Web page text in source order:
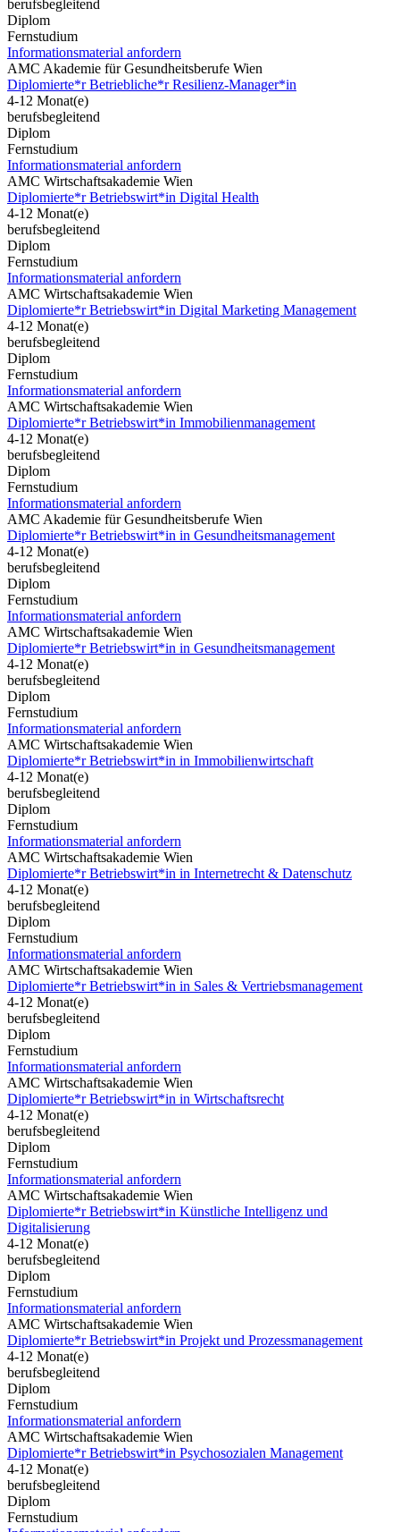
berufsbegleitend
Diplom
Fernstudium
Informationsmaterial anfordern
AMC Akademie für Gesundheitsberufe Wien
Diplomierte*r Betriebliche*r Resilienz-Manager*in
4-12 Monat(e)
berufsbegleitend
Diplom
Fernstudium
Informationsmaterial anfordern
AMC Wirtschaftsakademie Wien
Diplomierte*r Betriebswirt*in Digital Health
4-12 Monat(e)
berufsbegleitend
Diplom
Fernstudium
Informationsmaterial anfordern
AMC Wirtschaftsakademie Wien
Diplomierte*r Betriebswirt*in Digital Marketing Management
4-12 Monat(e)
berufsbegleitend
Diplom
Fernstudium
Informationsmaterial anfordern
AMC Wirtschaftsakademie Wien
Diplomierte*r Betriebswirt*in Immobilienmanagement
4-12 Monat(e)
berufsbegleitend
Diplom
Fernstudium
Informationsmaterial anfordern
AMC Akademie für Gesundheitsberufe Wien
Diplomierte*r Betriebswirt*in in Gesundheitsmanagement
4-12 Monat(e)
berufsbegleitend
Diplom
Fernstudium
Informationsmaterial anfordern
AMC Wirtschaftsakademie Wien
Diplomierte*r Betriebswirt*in in Gesundheitsmanagement
4-12 Monat(e)
berufsbegleitend
Diplom
Fernstudium
Informationsmaterial anfordern
AMC Wirtschaftsakademie Wien
Diplomierte*r Betriebswirt*in in Immobilienwirtschaft
4-12 Monat(e)
berufsbegleitend
Diplom
Fernstudium
Informationsmaterial anfordern
AMC Wirtschaftsakademie Wien
Diplomierte*r Betriebswirt*in in Internetrecht & Datenschutz
4-12 Monat(e)
berufsbegleitend
Diplom
Fernstudium
Informationsmaterial anfordern
AMC Wirtschaftsakademie Wien
Diplomierte*r Betriebswirt*in in Sales & Vertriebsmanagement
4-12 Monat(e)
berufsbegleitend
Diplom
Fernstudium
Informationsmaterial anfordern
AMC Wirtschaftsakademie Wien
Diplomierte*r Betriebswirt*in in Wirtschaftsrecht
4-12 Monat(e)
berufsbegleitend
Diplom
Fernstudium
Informationsmaterial anfordern
AMC Wirtschaftsakademie Wien
Diplomierte*r Betriebswirt*in Künstliche Intelligenz und
Digitalisierung
4-12 Monat(e)
berufsbegleitend
Diplom
Fernstudium
Informationsmaterial anfordern
AMC Wirtschaftsakademie Wien
Diplomierte*r Betriebswirt*in Projekt und Prozessmanagement
4-12 Monat(e)
berufsbegleitend
Diplom
Fernstudium
Informationsmaterial anfordern
AMC Wirtschaftsakademie Wien
Diplomierte*r Betriebswirt*in Psychosozialen Management
4-12 Monat(e)
berufsbegleitend
Diplom
Fernstudium